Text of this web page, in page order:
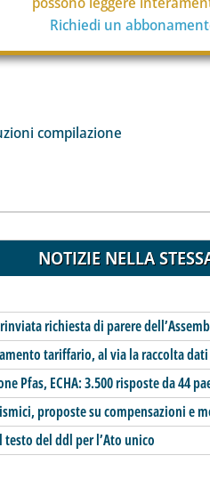
Richiedi un
alla notizia
compilazione
NOTIZIE NELLA
richiesta di parere
tariffario, al via la raccolta dati
Pfas, ECHA: 3.500 risposte da 44
proposte su compensazioni e
testo del ddl per l’Ato unico